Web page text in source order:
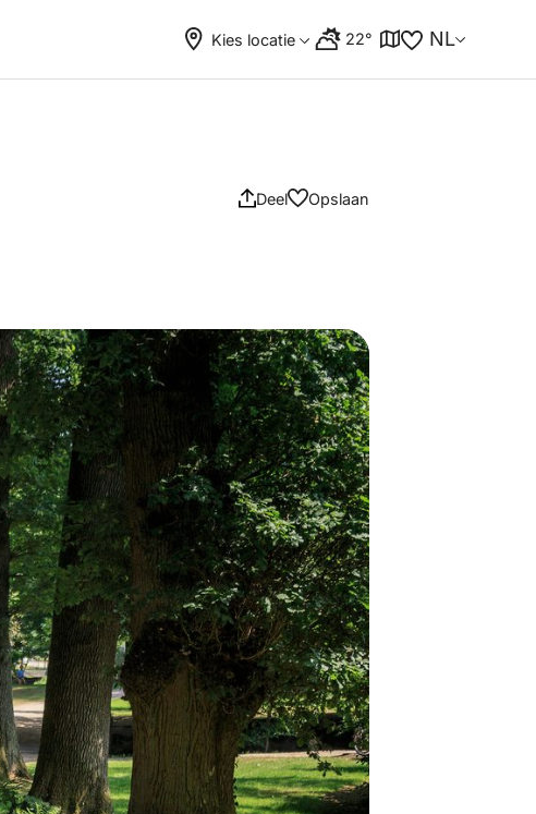
Kies locatie 22° NL
Deel Opslaan